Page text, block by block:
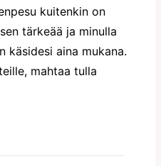
kuitenkin on
tärkeää ja minulla
käsidesi aina mukana.
mahtaa tulla